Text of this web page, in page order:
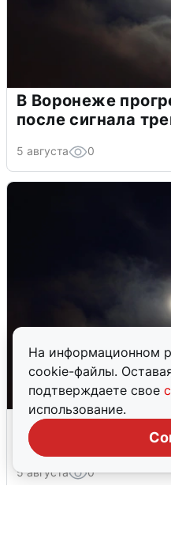
На информационном
cookie-файлы.
подтверждаете свое
использование.
В Воронеже
после сигнала
5 августа 0
Взрывы в
тревоги
5 августа 0